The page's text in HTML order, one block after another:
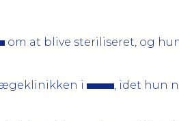
om at blive steriliseret, og
i
, idet hun